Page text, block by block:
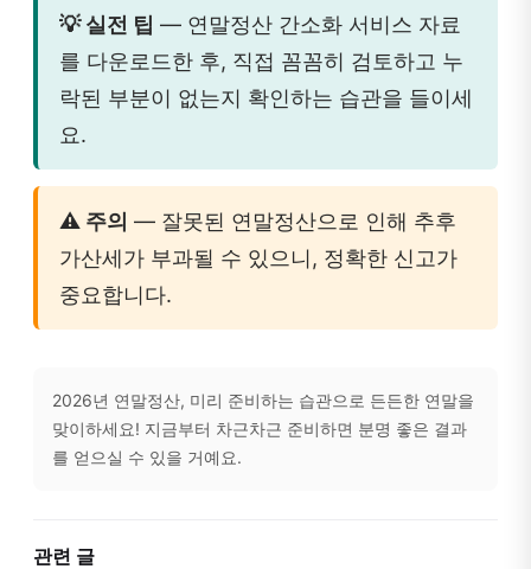
💡 실전 팁 — 연말정산 간소화 서비스 자료
를 다운로드한 후, 직접 꼼꼼히 검토하고 누
락된 부분이 없는지 확인하는 습관을 들이세
요.
⚠️ 주의 — 잘못된 연말정산으로 인해 추후
가산세가 부과될 수 있으니, 정확한 신고가
중요합니다.
2026년 연말정산, 미리 준비하는 습관으로 든든한 연말을
맞이하세요! 지금부터 차근차근 준비하면 분명 좋은 결과
를 얻으실 수 있을 거예요.
관련 글